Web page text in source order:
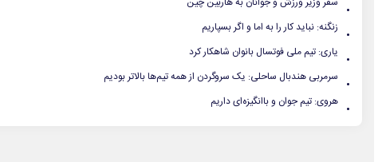
. زنگنه: نباید کار را به اما و اگر بسپاریم
. یاری: تیم ملی فوتسال بانوان شاهکار کرد
. سرمربی هندبال ساحلی: یک سروگردن از همه تیم‌ها بالاتر بودیم
. هروی: تیم جوان و باانگیزه‌ای داریم